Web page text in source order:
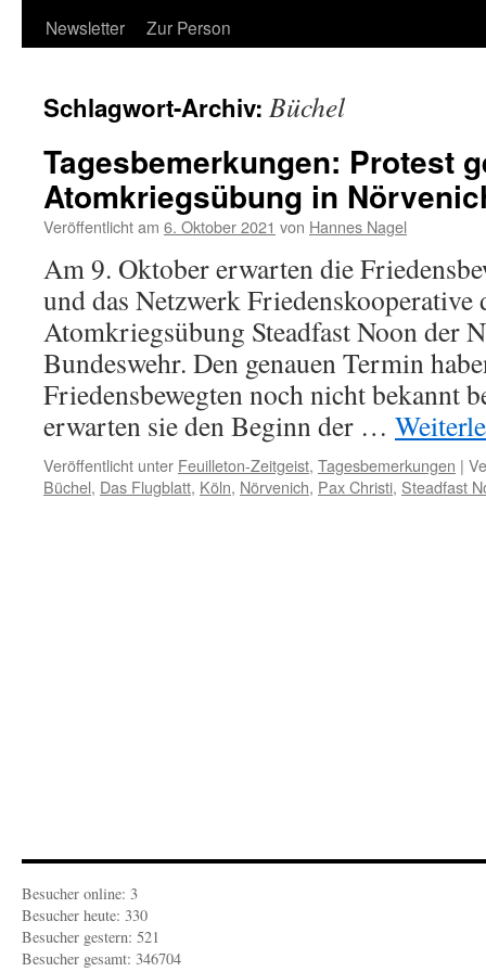
Newsletter
Zur Person
Schlagwort-Archiv: Büchel
Tagesbemerkungen: Protest
Atomkriegsübung in
Veröffentlicht am 6. Oktober 2021 von Hannes Nagel
Am 9. Oktober erwarten die
und das Netzwerk Friedenskooperative
Atomkriegsübung Steadfast Noon der
Bundeswehr. Den genauen Termin
Friedensbewegten noch nicht bekannt
erwarten sie den Beginn der …
Veröffentlicht unter Feuilleton-Zeitgeist, Tagesbemerkungen |
Büchel, Das Flugblatt, Köln, Nörvenich, Pax Christi, Steadfast
Besucher online: 3
Besucher heute: 330
Besucher gestern: 521
Besucher gesamt: 346704